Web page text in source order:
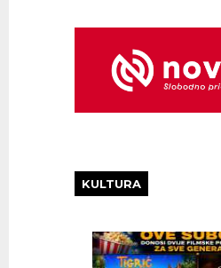
KULTURA